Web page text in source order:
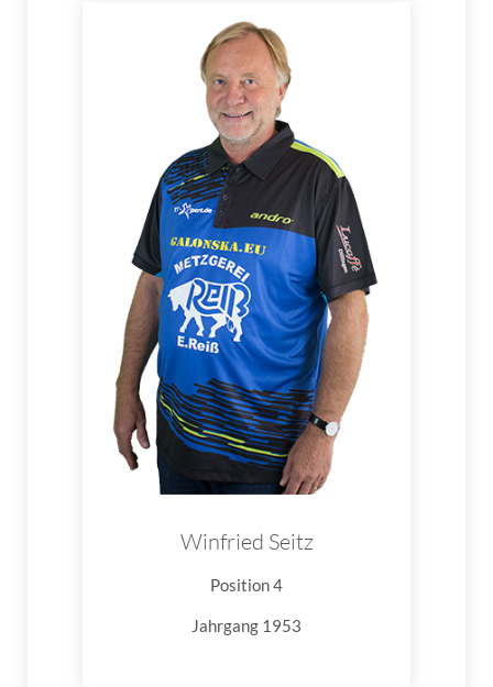
Winfried Seitz
Position 4
Jahrgang 1953